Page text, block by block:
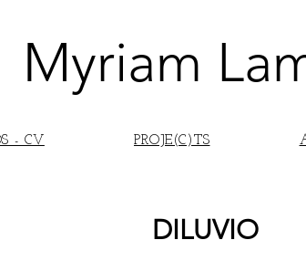
Myriam
- CV PROJE(C)TS
DILUVIO